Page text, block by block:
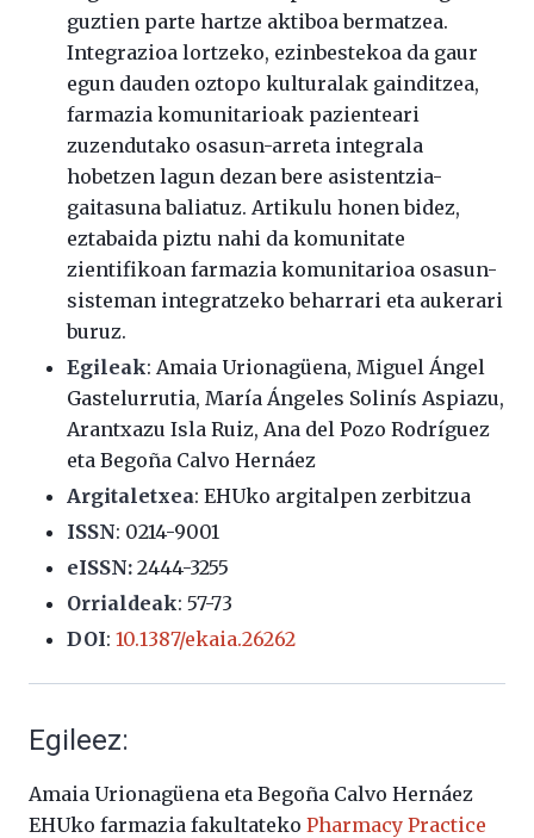
guztien parte hartze aktiboa bermatzea.
Integrazioa lortzeko, ezinbestekoa da gaur
egun dauden oztopo kulturalak gainditzea,
farmazia komunitarioak pazienteari
zuzendutako osasun-arreta integrala
hobetzen lagun dezan bere asistentzia-
gaitasuna baliatuz. Artikulu honen bidez,
eztabaida piztu nahi da komunitate
zientifikoan farmazia komunitarioa osasun-
sisteman integratzeko beharrari eta aukerari
buruz.
Egileak: Amaia Urionagüena, Miguel Ángel
Gastelurrutia, María Ángeles Solinís Aspiazu,
Arantxazu Isla Ruiz, Ana del Pozo Rodríguez
eta Begoña Calvo Hernáez
Argitaletxea: EHUko argitalpen zerbitzua
ISSN: 0214-9001
eISSN: 2444-3255
Orrialdeak: 57-73
DOI: 10.1387/ekaia.26262
Egileez:
Amaia Urionagüena eta Begoña Calvo Hernáez
EHUko farmazia fakultateko Pharmacy Practice